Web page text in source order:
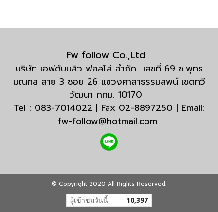
Fw follow Co.,Ltd
บริษัท เอฟดับบลิว ฟอลโล่ จำกัด เลขที่ 69 ซ.พุทธ
มณฑล สาย 3 ซอย 26 แขวงศาลาธรรมสพน์ เขตทวี
วัฒนา กทม. 10170
Tel : 083-7014022 | Fax 02-8897250 | Email:
fw-follow@hotmail.com
© Copyright 2020 All Rights Reserved.
ผู้เข้าชมวันนี้ 10,397